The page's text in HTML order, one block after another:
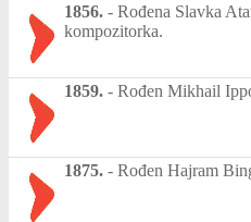
1856. - Rođena Slavka
kompozitorka.
1859. - Rođen Mikhail
1875. - Rođen Hajram